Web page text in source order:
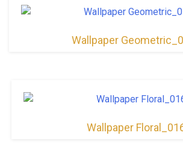
Wallpaper
Wallpaper